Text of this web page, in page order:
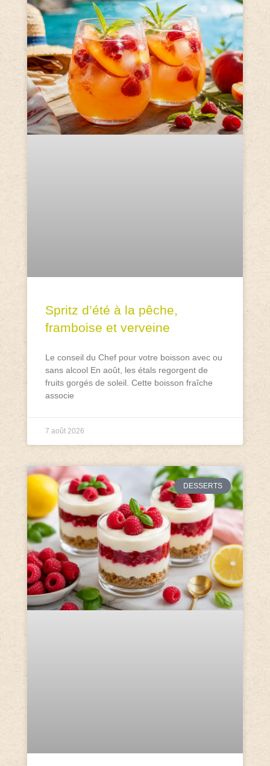
Spritz d’été à la pêche,
framboise et verveine
Le conseil du Chef pour votre boisson avec ou
sans alcool En août, les étals regorgent de
fruits gorgés de soleil. Cette boisson fraîche
associe
7 août 2026
DESSERTS